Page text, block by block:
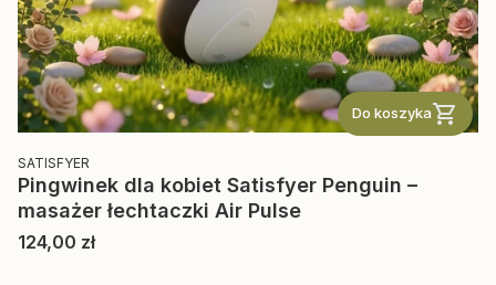
Do koszyka
PRODUCENT
SATISFYER
Pingwinek dla kobiet Satisfyer Penguin –
masażer łechtaczki Air Pulse
Cena
124,00 zł